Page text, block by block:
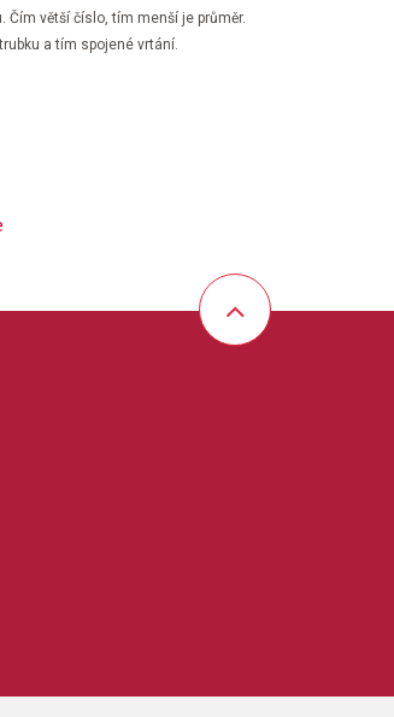
Čím větší číslo, tím menší je průměr.
a tím spojené vrtání.